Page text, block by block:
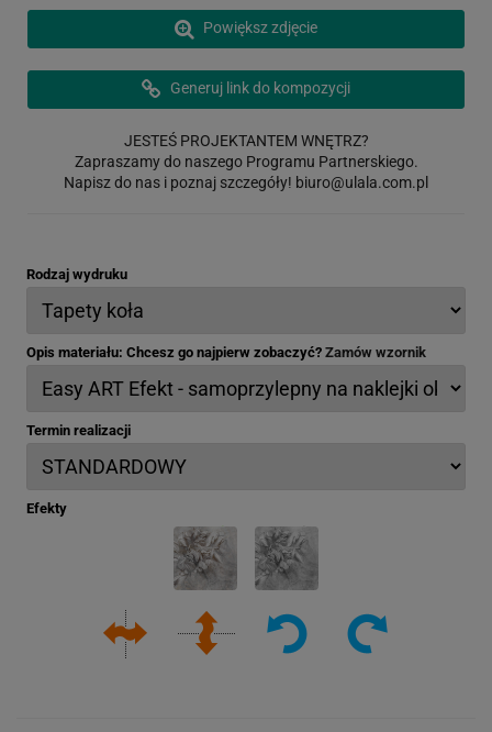
Powiększ zdjęcie
Generuj link do kompozycji
JESTEŚ PROJEKTANTEM WNĘTRZ?
Zapraszamy do naszego Programu Partnerskiego.
Napisz do nas i poznaj szczegóły! biuro@ulala.com.pl
Rodzaj wydruku
Opis materiału: Chcesz go najpierw zobaczyć? Zamów wzornik
Termin realizacji
Efekty